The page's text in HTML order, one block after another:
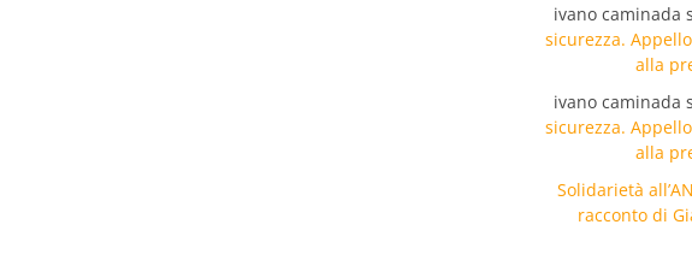
ivano caminada
sicurezza.
alla
ivano caminada
sicurezza.
alla
Solidarietà
racconto di